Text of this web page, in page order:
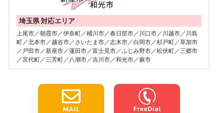
埼玉県 対応エリア
上尾市／朝霞市／伊奈町／桶川市／春日部市／川口市／川越市／川島
町／北本市／越谷市／さいたま市／志木市／白岡市／杉戸町／草加市
／戸田市／新座市／蓮田市／富士見市／ふじみ野市／松伏町／三郷市
／宮代町／三芳町／八潮市／吉川市／和光市／蕨市